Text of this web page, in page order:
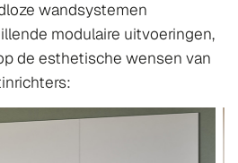
wandsystemen
modulaire uitvoeringen,
de esthetische wensen van